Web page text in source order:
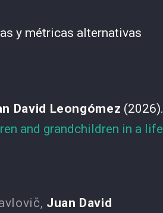
y métricas alternativas
David Leongómez (2026).
and grandchildren in a life
, Juan David